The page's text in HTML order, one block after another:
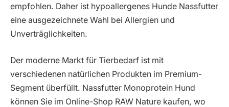
empfohlen. Daher ist hypoallergenes Hunde Nassfutter
eine ausgezeichnete Wahl bei Allergien und
Unverträglichkeiten.
Der moderne Markt für Tierbedarf ist mit
verschiedenen natürlichen Produkten im Premium-
Segment überfüllt. Nassfutter Monoprotein Hund
können Sie im Online-Shop RAW Nature kaufen, wo